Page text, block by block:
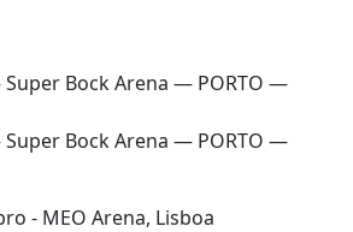
Bock Arena — PORTO —
Bock Arena — PORTO —
- MEO Arena, Lisboa